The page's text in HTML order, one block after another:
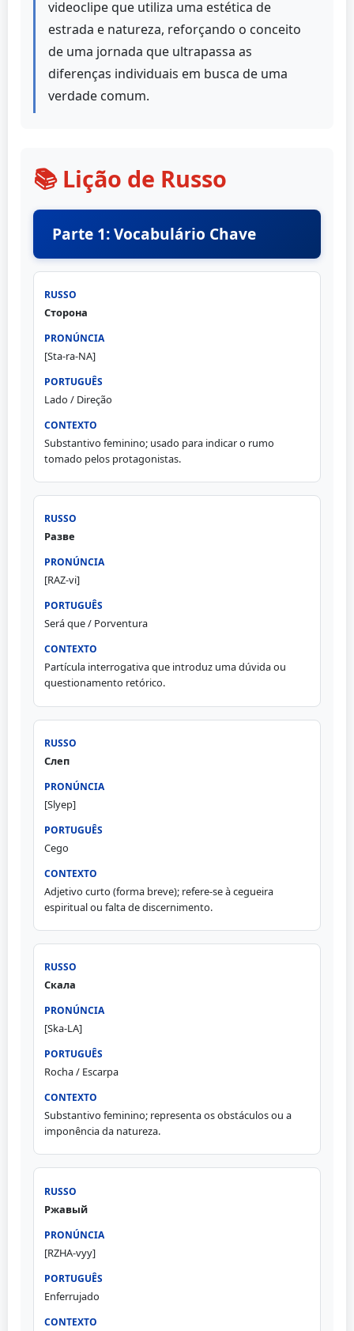
videoclipe que utiliza uma estética de
estrada e natureza, reforçando o conceito
de uma jornada que ultrapassa as
diferenças individuais em busca de uma
verdade comum.
📚 Lição de Russo
Parte 1: Vocabulário Chave
Сторона
[Sta-ra-NA]
Lado / Direção
Substantivo feminino; usado para indicar o rumo
tomado pelos protagonistas.
Разве
[RAZ-vi]
Será que / Porventura
Partícula interrogativa que introduz uma dúvida ou
questionamento retórico.
Слеп
[Slyep]
Cego
Adjetivo curto (forma breve); refere-se à cegueira
espiritual ou falta de discernimento.
Скала
[Ska-LA]
Rocha / Escarpa
Substantivo feminino; representa os obstáculos ou a
imponência da natureza.
Ржавый
[RZHA-vyy]
Enferrujado